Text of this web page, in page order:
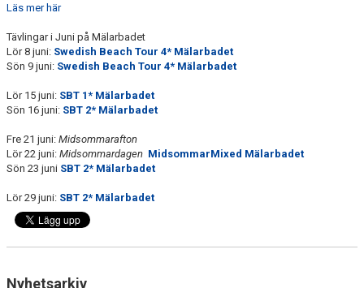
Läs mer här
Tävlingar i Juni på Mälarbadet
Lör 8 juni: Swedish Beach Tour 4* Mälarbadet
Sön 9 juni: Swedish Beach Tour 4* Mälarbadet
Lör 15 juni: SBT 1* Mälarbadet
Sön 16 juni: SBT 2* Mälarbadet
Fre 21 juni: Midsommarafton
Lör 22 juni: Midsommardagen MidsommarMixed Mälarbadet
Sön 23 juni SBT 2* Mälarbadet
Lör 29 juni: SBT 2* Mälarbadet
Nyhetsarkiv